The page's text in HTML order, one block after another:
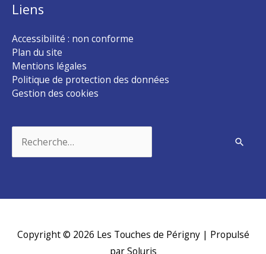
Liens
Accessibilité : non conforme
Plan du site
Mentions légales
Politique de protection des données
Gestion des cookies
Copyright © 2026 Les Touches de Périgny| Propulsé
par Soluris